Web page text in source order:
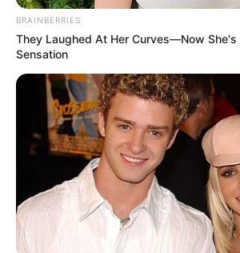
BRAINBERRIES
They Laughed At Her Curves—Now She's
Sensation